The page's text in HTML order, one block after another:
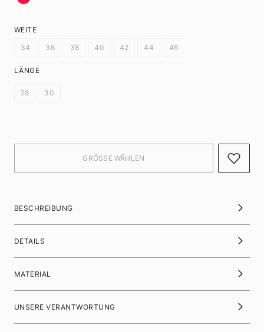
WEITE
34
36 38 40 42 44 46
LÄNGE
28 30
BESCHREIBUNG
DETAILS
MATERIAL
UNSERE VERANTWORTUNG